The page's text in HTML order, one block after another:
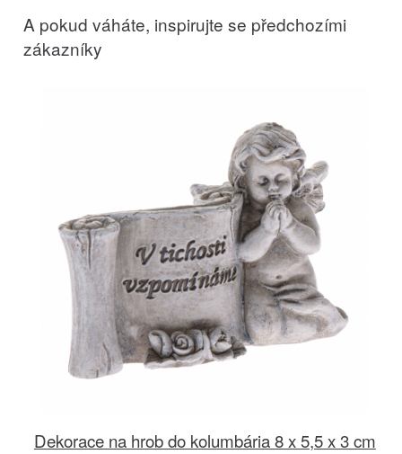
A pokud váháte, inspirujte se předchozími
zákazníky
Dekorace na hrob do kolumbária 8 x 5,5 x 3 cm